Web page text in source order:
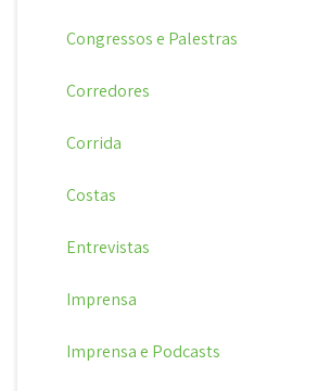
Congressos e Palestras
Corredores
Corrida
Costas
Entrevistas
Imprensa
Imprensa e Podcasts